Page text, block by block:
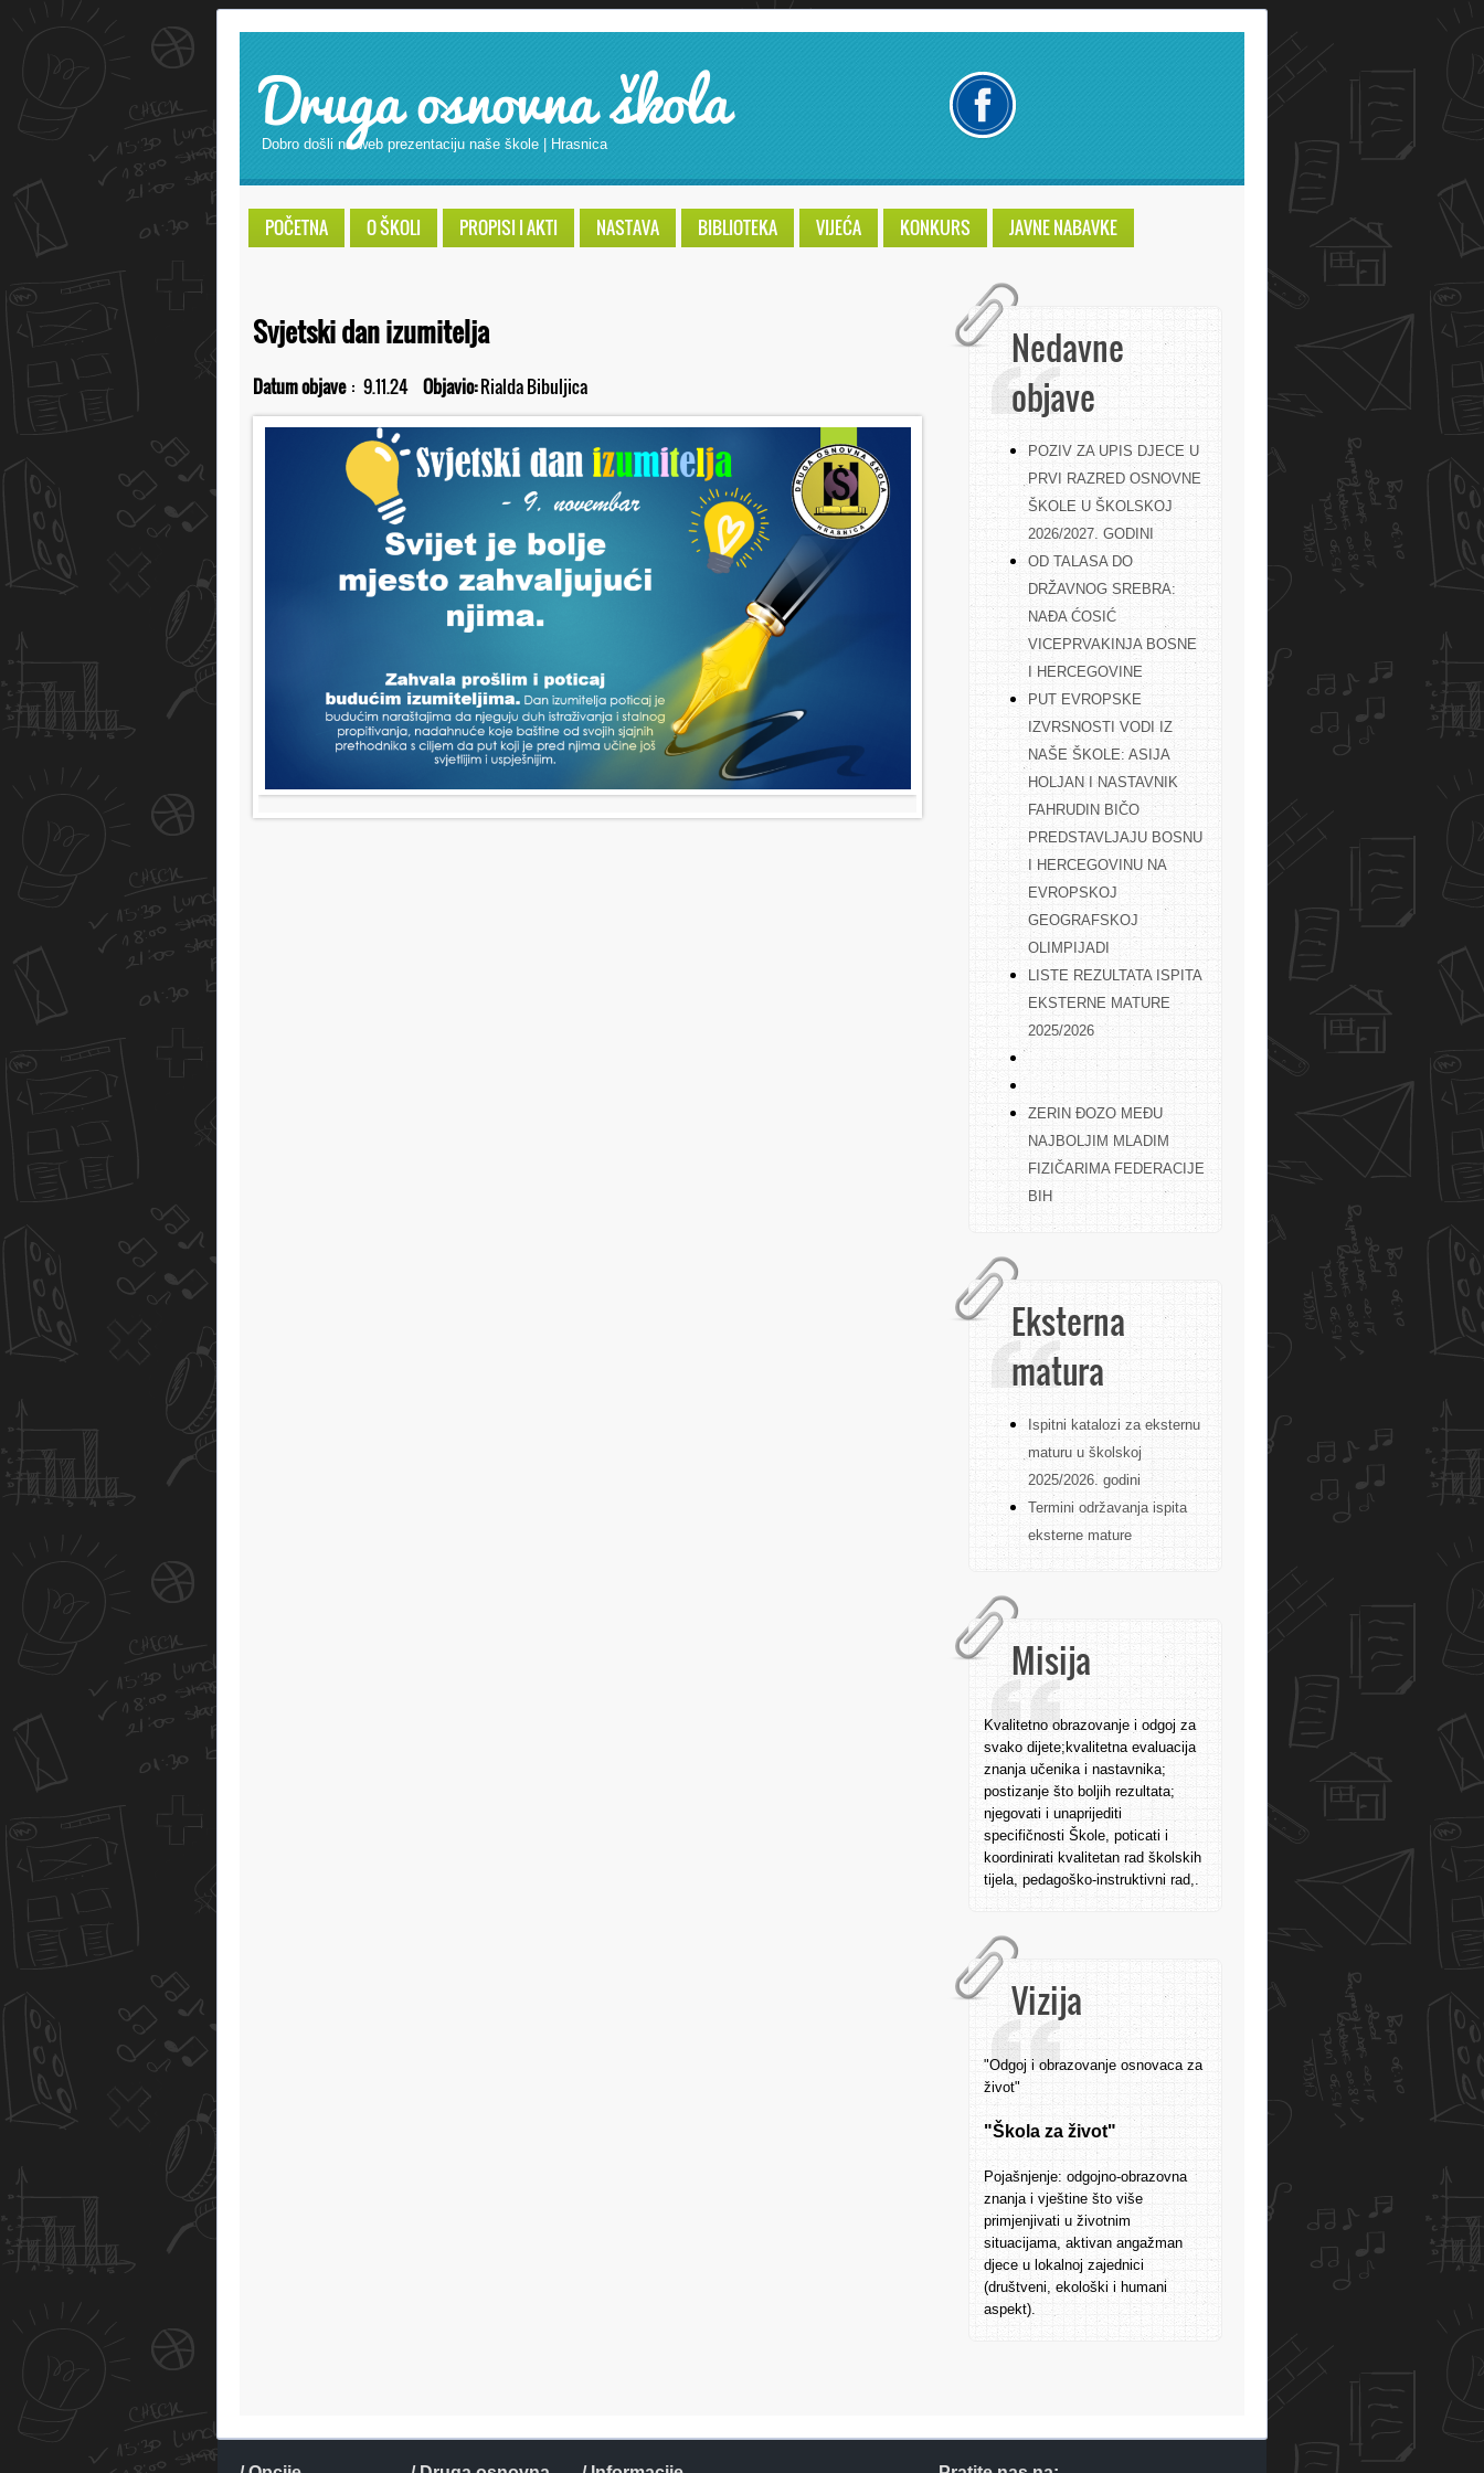
Druga osnovna škola
Dobro došli na web prezentaciju naše škole | Hrasnica
POČETNA O ŠKOLI PROPISI I AKTI NASTAVA BIBLIOTEKA VIJEĆA KONKURS JAVNE NABAVKE
Nedavne
objave
POZIV ZA UPIS DJECE U
PRVI RAZRED OSNOVNE
ŠKOLE U ŠKOLSKOJ
2026/2027. GODINI
OD TALASA DO
DRŽAVNOG SREBRA:
NAĐA ĆOSIĆ
VICEPRVAKINJA BOSNE
I HERCEGOVINE
PUT EVROPSKE
IZVRSNOSTI VODI IZ
NAŠE ŠKOLE: ASIJA
HOLJAN I NASTAVNIK
FAHRUDIN BIČO
PREDSTAVLJAJU BOSNU
I HERCEGOVINU NA
EVROPSKOJ
GEOGRAFSKOJ
OLIMPIJADI
LISTE REZULTATA ISPITA
EKSTERNE MATURE
2025/2026
ZERIN ĐOZO MEĐU
NAJBOLJIM MLADIM
FIZIČARIMA FEDERACIJE
BIH
Eksterna
matura
Ispitni katalozi za eksternu
maturu u školskoj
2025/2026. godini
Termini održavanja ispita
eksterne mature
Misija
Kvalitetno obrazovanje i odgoj za
svako dijete;kvalitetna evaluacija
znanja učenika i nastavnika;
postizanje što boljih rezultata;
njegovati i unaprijediti
specifičnosti Škole, poticati i
koordinirati kvalitetan rad školskih
tijela, pedagoško-instruktivni rad,.
Vizija
"Odgoj i obrazovanje osnovaca za
život"
"Škola za život"
Pojašnjenje: odgojno-obrazovna
znanja i vještine što više
primjenjivati u životnim
situacijama, aktivan angažman
djece u lokalnoj zajednici
(društveni, ekološki i humani
aspekt).
Svjetski dan izumitelja
Datum objave : 9.11.24 Objavio:Rialda Bibuljica